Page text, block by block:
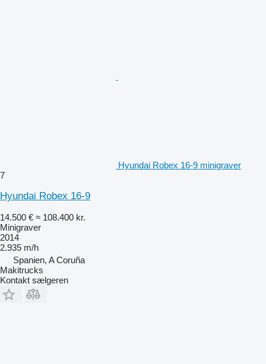
Hyundai Robex 16-9 minigraver
7
Hyundai Robex 16-9
14.500 € ≈ 108.400 kr.
Minigraver
2014
2.935 m/h
Spanien, A Coruña
Makitrucks
Kontakt sælgeren